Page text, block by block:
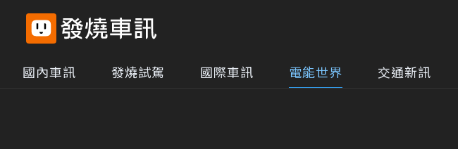
國內車訊 發燒試駕 國際車訊 電能世界 交通新訊